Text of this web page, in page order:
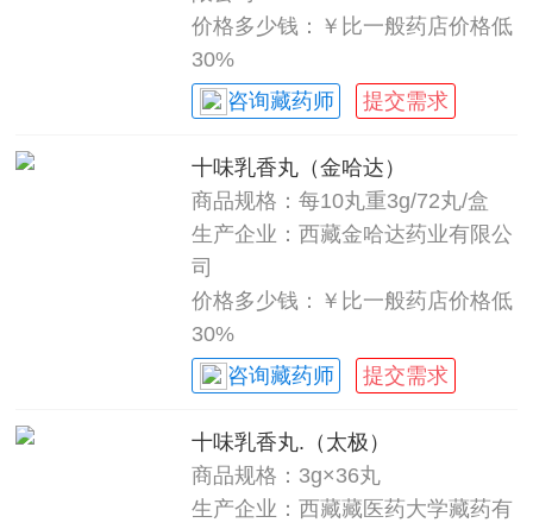
价格多少钱：￥比一般药店价格低
30%
咨询藏药师
提交需求
十味乳香丸（金哈达）
商品规格：每10丸重3g/72丸/盒
生产企业：西藏金哈达药业有限公
司
价格多少钱：￥比一般药店价格低
30%
咨询藏药师
提交需求
十味乳香丸.（太极）
商品规格：3g×36丸
生产企业：西藏藏医药大学藏药有